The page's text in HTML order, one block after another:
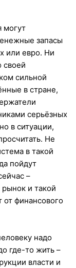
могут
запасы
или евро. Ни
своей
сильной
в стране,
серьёзных
в ситуации,
Не
в такой
пойдут
–
и такой
от финансового
надо
где-то жить –
власти и